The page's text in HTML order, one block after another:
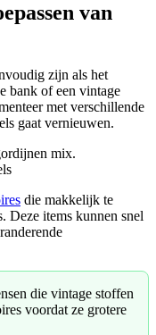
van
zijn als het
bank of een vintage
met verschillende
gaat vernieuwen.
die makkelijk te
Deze items kunnen snel
die vintage stoffen
voordat ze grotere